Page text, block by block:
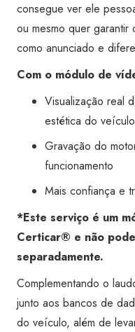
consegue ver ele
ou mesmo quer garantir
como anunciado e
Com o módulo de
Visualização real
estética do veículo
Gravação do
funcionamento
Mais confiança e
*Este serviço é um
Certicar® e não
separadamente.
Complementando o
junto aos bancos de
do veículo, além de